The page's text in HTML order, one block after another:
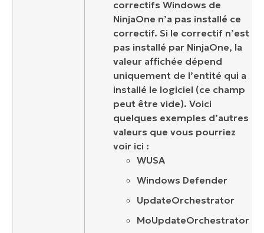
correctifs Windows de
NinjaOne n’a pas installé ce
correctif. Si le correctif n’est
pas installé par NinjaOne, la
valeur affichée dépend
uniquement de l’entité qui a
installé le logiciel (ce champ
peut être vide). Voici
quelques exemples d’autres
valeurs que vous pourriez
voir ici :
WUSA
Windows Defender
UpdateOrchestrator
MoUpdateOrchestrator